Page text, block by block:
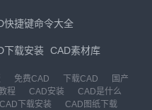
快捷键命令大全
下载安装 CAD素材库
免费CAD 下载CAD
国产
程 CAD安装
CAD是什么
CAD下载安装
CAD图纸下载